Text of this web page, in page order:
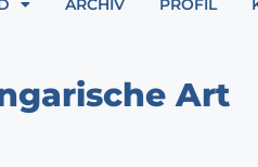
ARCHIV PROFIL
Art